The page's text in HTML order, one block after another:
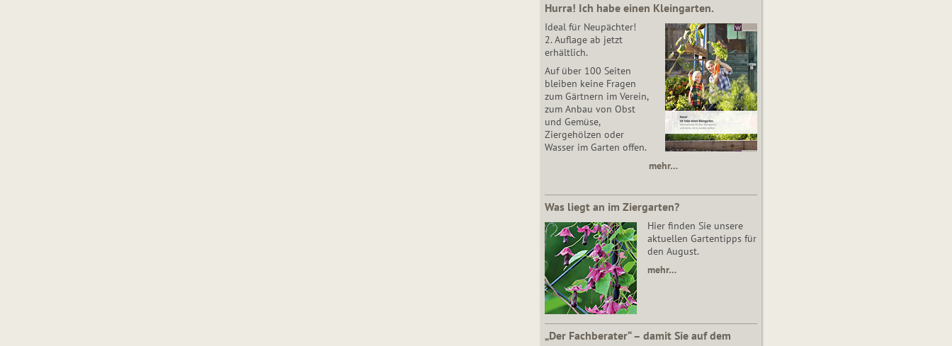
Hurra! Ich habe einen Kleingarten.
Ideal für Neupächter!
2. Auflage ab jetzt
erhältlich.
Auf über 100 Seiten
bleiben keine Fragen
zum Gärtnern im Verein,
zum Anbau von Obst
und Gemüse,
Ziergehölzen oder
Wasser im Garten offen.
mehr…
Was liegt an im Ziergarten?
Hier finden Sie unsere
aktuellen Gartentipps für
den August.
mehr…
„Der Fachberater“ – damit Sie auf dem